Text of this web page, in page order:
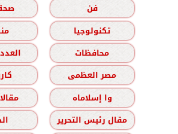
فن
تكنولوجيا
محافظات
مصر العظمى
وا إسلاماه
مقال رئيس التحرير